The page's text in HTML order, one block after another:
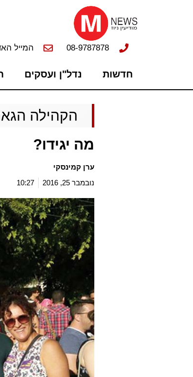
08-9787878 המייל
חדשות נדל"ן ועסקים
הקהילה
מה יגידו?
ערן קמינסקי
נובמבר 25, 2016
10:27